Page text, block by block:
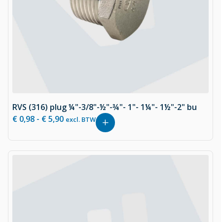
RVS (316) plug ¼"-3/8"-½"-¾"- 1"- 1¼"- 1½"-2" bu
€ 0,98 - €5,90 excl. BTW